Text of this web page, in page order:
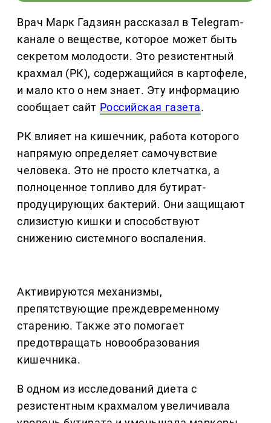
Врач Марк Гадзиян рассказал в Telegram-
канале о веществе, которое может быть
секретом молодости. Это резистентный
крахмал (РК), содержащийся в картофеле,
и мало кто о нем знает. Эту информацию
сообщает сайт Российская газета.
РК влияет на кишечник, работа которого
напрямую определяет самочувствие
человека. Это не просто клетчатка, а
полноценное топливо для бутират-
продуцирующих бактерий. Они защищают
слизистую кишки и способствуют
снижению системного воспаления.
Активируются механизмы,
препятствующие преждевременному
старению. Также это помогает
предотвращать новообразования
кишечника.
В одном из исследований диета с
резистентным крахмалом увеличивала